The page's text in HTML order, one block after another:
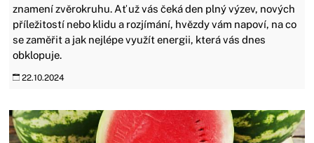
znamení zvěrokruhu. Ať už vás čeká den plný výzev, nových
příležitostí nebo klidu a rozjímání, hvězdy vám napoví, na co
se zaměřit a jak nejlépe využít energii, která vás dnes
obklopuje.
22.10.2024